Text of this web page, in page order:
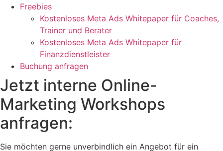
Freebies
Kostenloses Meta Ads Whitepaper für Coaches,
Trainer und Berater
Kostenloses Meta Ads Whitepaper für
Finanzdienstleister
Buchung anfragen
Jetzt interne Online-
Marketing Workshops
anfragen:
Sie möchten gerne unverbindlich ein Angebot für ein